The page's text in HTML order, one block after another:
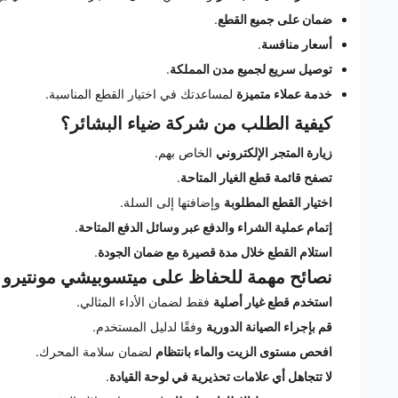
ضمان على جميع القطع.
أسعار منافسة.
توصيل سريع لجميع مدن المملكة.
خدمة عملاء متميزة لمساعدتك في اختيار القطع المناسبة.
كيفية الطلب من شركة ضياء البشائر؟
زيارة المتجر الإلكتروني الخاص بهم.
تصفح قائمة قطع الغيار المتاحة.
اختيار القطع المطلوبة وإضافتها إلى السلة.
إتمام عملية الشراء والدفع عبر وسائل الدفع المتاحة.
استلام القطع خلال مدة قصيرة مع ضمان الجودة.
نصائح مهمة للحفاظ على ميتسوبيشي
استخدم قطع غيار أصلية فقط لضمان الأداء المثالي.
قم بإجراء الصيانة الدورية وفقًا لدليل المستخدم.
افحص مستوى الزيت والماء بانتظام لضمان سلامة المحرك.
لا تتجاهل أي علامات تحذيرية في لوحة القيادة.